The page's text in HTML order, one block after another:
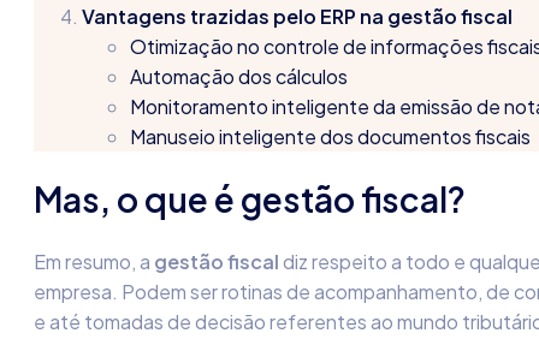
Vantagens trazidas pelo ERP na gestão fiscal
Otimização no controle de informações
Automação dos cálculos
Monitoramento inteligente da emissão de
Manuseio inteligente dos documentos fiscais
Mas, o que é gestão fiscal?
Em resumo, a gestão fiscaldiz respeito a todo e
empresa. Podem ser rotinas de acompanhamento, de
e até tomadas de decisão referentes ao mundo